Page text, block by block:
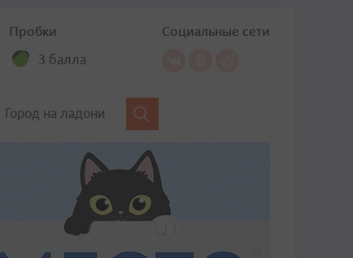
Пробки
3 балла
Социальные сети
Город на ладони